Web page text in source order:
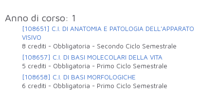
Anno di corso: 1
[108651] C.I. DI ANATOMIA E PATOLOGIA DELL'APPARATO
VISIVO
8 crediti - Obbligatoria - Secondo Ciclo Semestrale
[108657] C.I. DI BASI MOLECOLARI DELLA VITA
5 crediti - Obbligatoria - Primo Ciclo Semestrale
[108658] C.I. DI BASI MORFOLOGICHE
6 crediti - Obbligatoria - Primo Ciclo Semestrale